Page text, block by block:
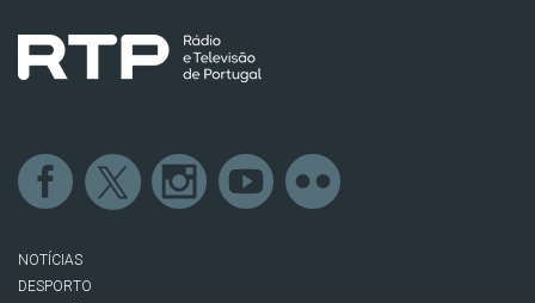
NOTÍCIAS
DESPORTO